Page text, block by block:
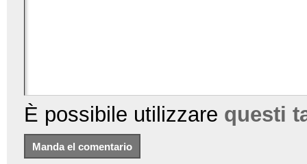
È possibile utilizzare questi